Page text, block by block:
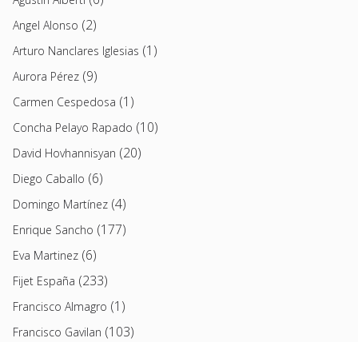
Angel Alonso (2)
Arturo Nanclares Iglesias (1)
Aurora Pérez (9)
Carmen Cespedosa (1)
Concha Pelayo Rapado (10)
David Hovhannisyan (20)
Diego Caballo (6)
Domingo Martínez (4)
Enrique Sancho (177)
Eva Martinez (6)
Fijet España (233)
Francisco Almagro (1)
Francisco Gavilan (103)